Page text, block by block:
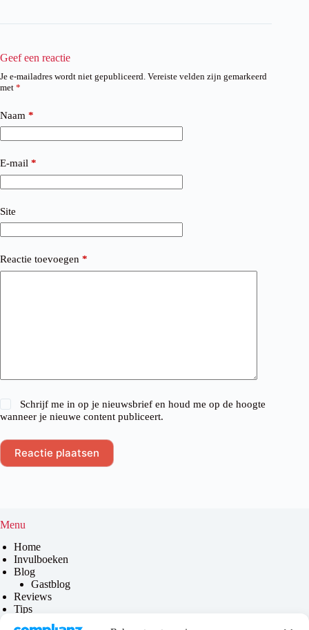
Geef een reactie
Je e-mailadres wordt niet gepubliceerd. Vereiste velden zijn gemarkeerd
met *
Naam *
E-mail *
Site
Reactie toevoegen *
Schrijf me in op je nieuwsbrief en houd me op de hoogte
wanneer je nieuwe content publiceert.
Reactie plaatsen
Menu
Home
Invulboeken
Blog
Gastblog
Reviews
Tips